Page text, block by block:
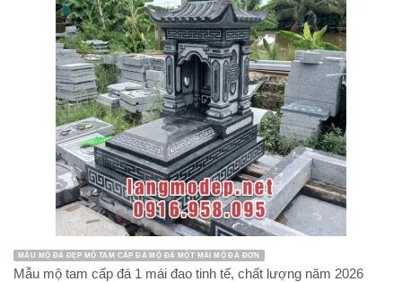
MẪU MỘ ĐÁ ĐẸP MỘ TAM CẤP ĐÁ MỘ ĐÁ MỘT MÁI MỘ ĐÁ ĐƠN
Mẫu mộ tam cấp đá 1 mái đao tinh tế, chất lượng năm 2026